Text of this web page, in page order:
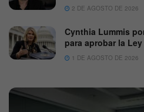
2 DE AGOSTO DE 2026
Cynthia Lummis
para aprobar la Ley
1 DE AGOSTO DE 2026